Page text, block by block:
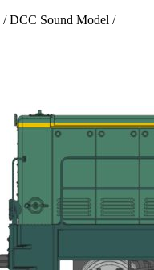
/ DCC Sound Model /